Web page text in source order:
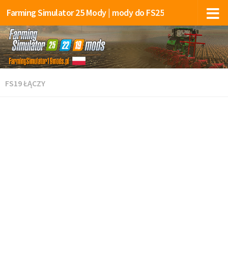
Farming Simulator 25 Mody | mody do FS25
FS19 ŁĄCZY